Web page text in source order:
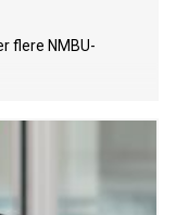
flere NMBU-